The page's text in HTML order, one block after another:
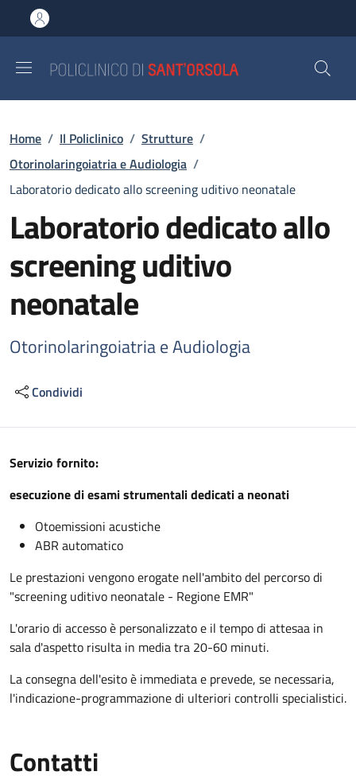
al contenuto principale
to footer content
Briciole di pane
Home / Il Policlinico / Strutture /
Otorinolaringoiatria e Audiologia /
Laboratorio dedicato allo screening uditivo neonatale
Laboratorio dedicato allo
screening uditivo
neonatale
Otorinolaringoiatria e Audiologia
Condividi
Descrizione
Servizio fornito:
esecuzione di esami strumentali dedicati a neonati
Otoemissioni acustiche
ABR automatico
Le prestazioni vengono erogate nell'ambito del percorso di
"screening uditivo neonatale - Regione EMR"
L'orario di accesso è personalizzato e il tempo di attesaa in
sala d'aspetto risulta in media tra 20-60 minuti.
La consegna dell'esito è immediata e prevede, se necessaria,
l'indicazione-programmazione di ulteriori controlli specialistici.
Contatti